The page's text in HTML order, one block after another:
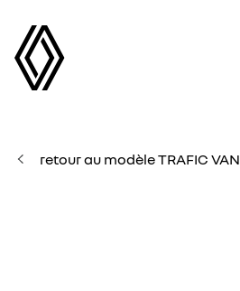
retour au modèle TRAFIC VAN